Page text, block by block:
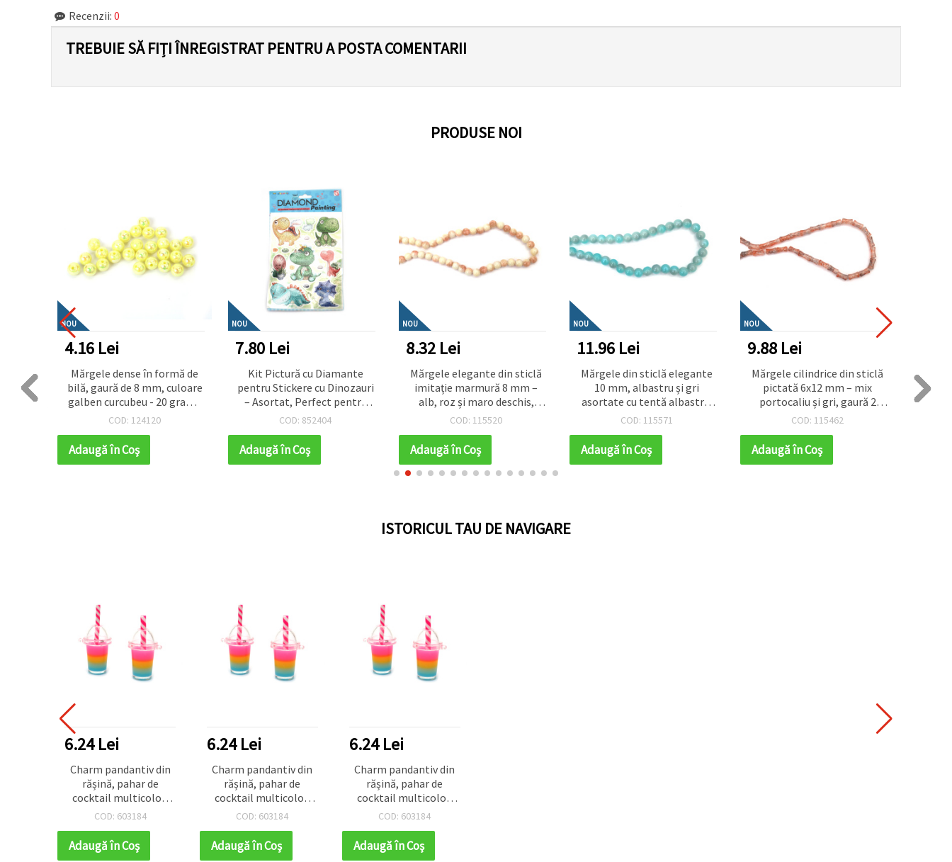
Recenzii: 0
TREBUIE SĂ FIȚI ÎNREGISTRAT PENTRU A POSTA COMENTARII
PRODUSE NOI
NOU
4.16 Lei
Mărgele dense în formă de
bilă, gaură de 8 mm, culoare
galben curcubeu - 20 grame
~78 bucăți
COD: 124120
Adaugă în Coş
NOU
7.80 Lei
Kit Pictură cu Diamante
pentru Stickere cu Dinozauri
– Asortat, Perfect pentru
Copii, Joacă Creativă și
SCC201
COD: 852404
Adaugă în Coş
NOU
8.32 Lei
Mărgele elegante din sticlă
imitație marmură 8 mm –
alb, roz și maro deschis,
gaură 1 mm, șirag ~105 buc –
tonuri suave
COD: 115520
Adaugă în Coş
NOU
11.96 Lei
Mărgele din sticlă elegante
10 mm, albastru și gri
asortate cu tentă albastră,
efect AB, gaură 1 mm, șirag
bijuterii strălucitoare și
creații handmade artistice
COD: 115571
Adaugă în Coş
NOU
9.88 Lei
Mărgele cilindrice din sticlă
pictată 6x12 mm – mix
portocaliu și gri, gaură 2
mm, șirag ~65 buc – perfecte
creații handmade unice
COD: 115462
Adaugă în Coş
ISTORICUL TAU DE NAVIGARE
6.24 Lei
Charm pandantiv din
rășină, pahar de
cocktail multicolor,
15x28x13 mm, orificiu
COD: 603184
Adaugă în Coş
6.24 Lei
Charm pandantiv din
rășină, pahar de
cocktail multicolor,
15x28x13 mm, orificiu
COD: 603184
Adaugă în Coş
6.24 Lei
Charm pandantiv din
rășină, pahar de
cocktail multicolor,
15x28x13 mm, orificiu
COD: 603184
Adaugă în Coş